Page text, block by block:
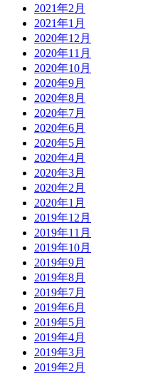
2021年2月
2021年1月
2020年12月
2020年11月
2020年10月
2020年9月
2020年8月
2020年7月
2020年6月
2020年5月
2020年4月
2020年3月
2020年2月
2020年1月
2019年12月
2019年11月
2019年10月
2019年9月
2019年8月
2019年7月
2019年6月
2019年5月
2019年4月
2019年3月
2019年2月